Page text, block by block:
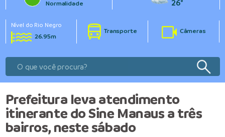
Normalidade
26°
Nível do Rio Negro
26.95m
Transporte Câmeras
Prefeitura leva atendimento
itinerante do Sine Manaus a três
bairros, neste sábado